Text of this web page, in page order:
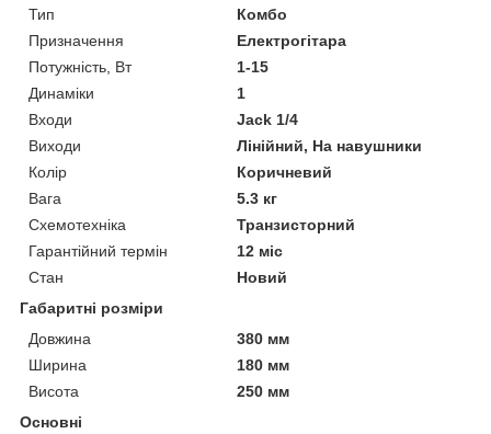
Тип
Комбо
Призначення
Електрогітара
Потужність, Вт
1-15
Динаміки
1
Входи
Jack 1/4
Виходи
Лінійний, На навушники
Колір
Коричневий
Вага
5.3 кг
Схемотехніка
Транзисторний
Гарантійний термін
12 міс
Стан
Новий
Габаритні розміри
Довжина
380 мм
Ширина
180 мм
Висота
250 мм
Основні